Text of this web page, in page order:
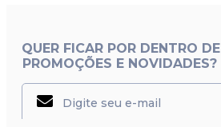
QUER FICAR POR DENTRO DE
PROMOÇÕES E NOVIDADES?